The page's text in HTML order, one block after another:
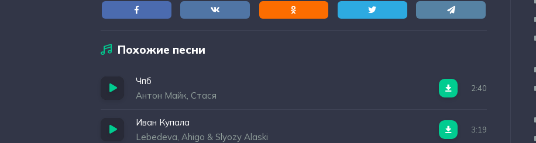
Похожие песни
Чпб
Антон Майк, Стася
2:40
Иван Купала
Lebedeva, Ahigo & Slyozy Alaski
3:19